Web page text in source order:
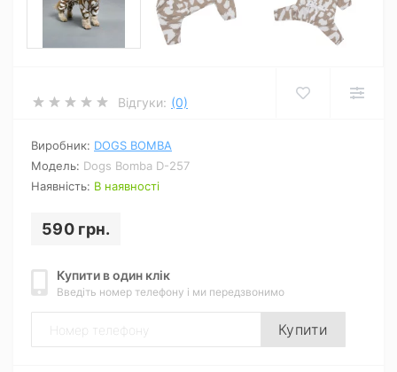
Відгуки: (0)
Виробник: DOGS BOMBA
Модель: Dogs Bomba D-257
Наявність: В наявності
590 грн.
Купити в один клік
Введіть номер телефону і ми передзвонимо
Купити